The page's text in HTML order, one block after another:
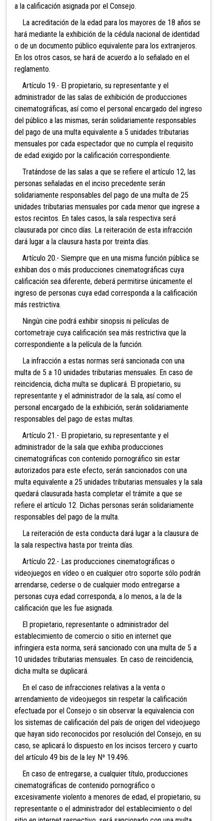
a la calificación asignada por el Consejo.
La acreditación de la edad para los mayores de 18 años se
hará mediante la exhibición de la cédula nacional de identidad
o de un documento público equivalente para los extranjeros.
En los otros casos, se hará de acuerdo a lo señalado en el
reglamento.
Artículo 19.- El propietario, su representante y el
administrador de las salas de exhibición de producciones
cinematográficas, así como el personal encargado del ingreso
del público a las mismas, serán solidariamente responsables
del pago de una multa equivalente a 5 unidades tributarias
mensuales por cada espectador que no cumpla el requisito
de edad exigido por la calificación correspondiente.
Tratándose de las salas a que se refiere el artículo 12, las
personas señaladas en el inciso precedente serán
solidariamente responsables del pago de una multa de 25
unidades tributarias mensuales por cada menor que ingrese a
estos recintos. En tales casos, la sala respectiva será
clausurada por cinco días. La reiteración de esta infracción
dará lugar a la clausura hasta por treinta días.
Artículo 20.- Siempre que en una misma función pública se
exhiban dos o más producciones cinematográficas cuya
calificación sea diferente, deberá permitirse únicamente el
ingreso de personas cuya edad corresponda a la calificación
más restrictiva.
Ningún cine podrá exhibir sinopsis ni películas de
cortometraje cuya calificación sea más restrictiva que la
correspondiente a la película de la función.
La infracción a estas normas será sancionada con una
multa de 5 a 10 unidades tributarias mensuales. En caso de
reincidencia, dicha multa se duplicará. El propietario, su
representante y el administrador de la sala, así como el
personal encargado de la exhibición, serán solidariamente
responsables del pago de estas multas.
Artículo 21.- El propietario, su representante y el
administrador de la sala que exhiba producciones
cinematográficas con contenido pornográfico sin estar
autorizados para este efecto, serán sancionados con una
multa equivalente a 25 unidades tributarias mensuales y la sala
quedará clausurada hasta completar el trámite a que se
refiere el artículo 12. Dichas personas serán solidariamente
responsables del pago de la multa.
La reiteración de esta conducta dará lugar a la clausura de
la sala respectiva hasta por treinta días.
Artículo 22.- Las producciones cinematográficas o
videojuegos en vídeo o en cualquier otro soporte sólo podrán
arrendarse, cederse o de cualquier modo entregarse a
personas cuya edad corresponda, a lo menos, a la de la
calificación que les fue asignada.
El propietario, representante o administrador del
establecimiento de comercio o sitio en internet que
infringiera esta norma, será sancionado con una multa de 5 a
10 unidades tributarias mensuales. En caso de reincidencia,
dicha multa se duplicará.
En el caso de infracciones relativas a la venta o
arrendamiento de videojuegos sin respetar la calificación
efectuada por el Consejo o sin observar la equivalencia con
los sistemas de calificación del país de origen del videojuego
que hayan sido reconocidos por resolución del Consejo, en su
caso, se aplicará lo dispuesto en los incisos tercero y cuarto
del artículo 49 bis de la ley Nº 19.496.
En caso de entregarse, a cualquier título, producciones
cinematográficas de contenido pornográfico o
excesivamente violento a menores de edad, el propietario, su
representante o el administrador del establecimiento o del